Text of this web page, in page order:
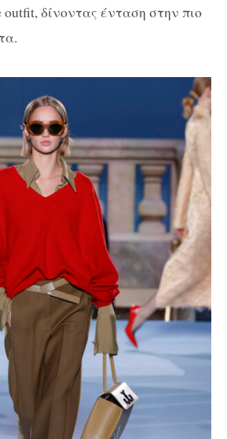
δίνοντας ένταση στην πιο